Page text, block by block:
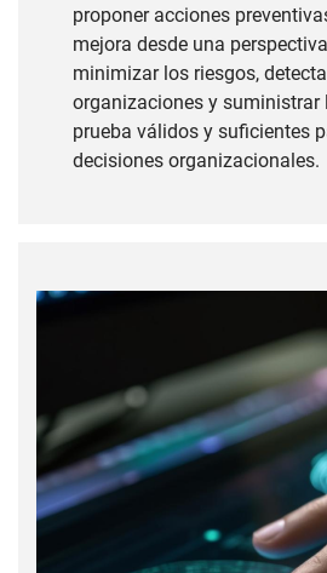
proponer acciones
mejora desde una
minimizar los riesgos,
organizaciones y suministrar
prueba válidos y suficientes
decisiones organizacionales.